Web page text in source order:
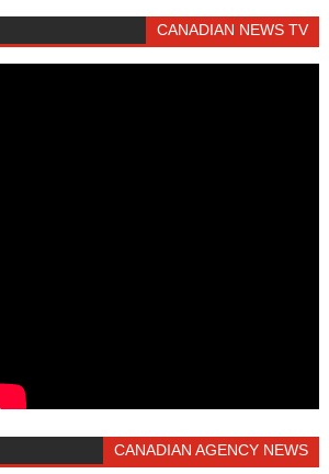
CANADIAN NEWS TV
CANADIAN AGENCY NEWS